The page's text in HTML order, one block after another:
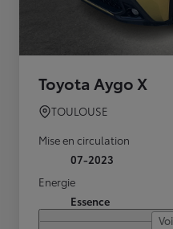
Toyota Aygo X
TOULOUSE
Mise en circulation
07-2023
Energie
Essence